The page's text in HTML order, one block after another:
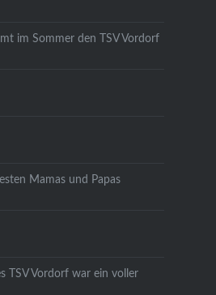
im Sommer den TSV Vordorf
Mamas und Papas
TSV Vordorf war ein voller